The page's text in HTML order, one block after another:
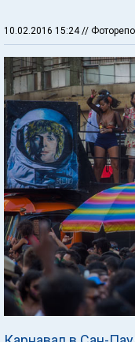
10.02.2016 15:24 //